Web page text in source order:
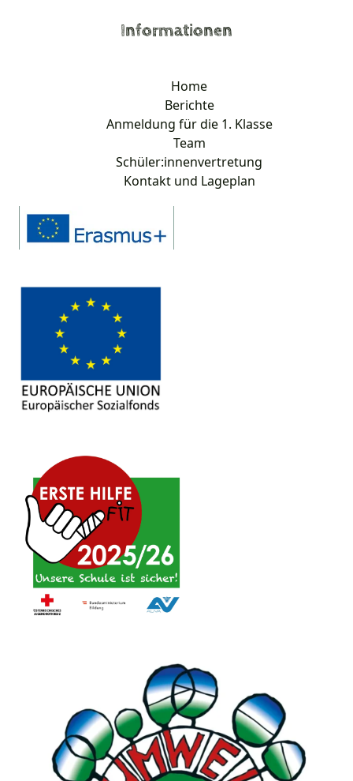
Informationen
Home
Berichte
Anmeldung für die 1. Klasse
Team
Schüler:innenvertretung
Kontakt und Lageplan